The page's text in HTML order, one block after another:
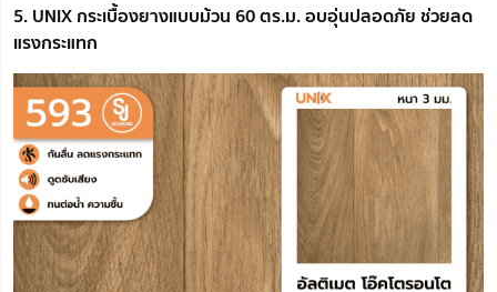
5. UNIX กระเบื้องยางแบบม้วน 60 ตร.ม. อบอุ่นปลอดภัย ช่วยลด
แรงกระแทก